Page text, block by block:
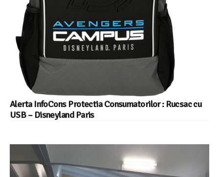
Alerta InfoCons Protectia Consumatorilor : Rucsac cu
USB – Disneyland Paris